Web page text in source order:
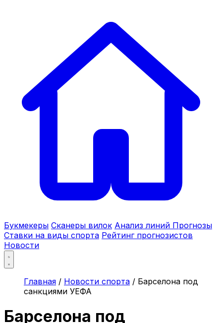
Букмекеры Сканеры вилок Анализ линий Прогнозы
Ставки на виды спорта Рейтинг прогнозистов
Новости
Главная / Новости спорта / Барселона под
санкциями УЕФА
Барселона под